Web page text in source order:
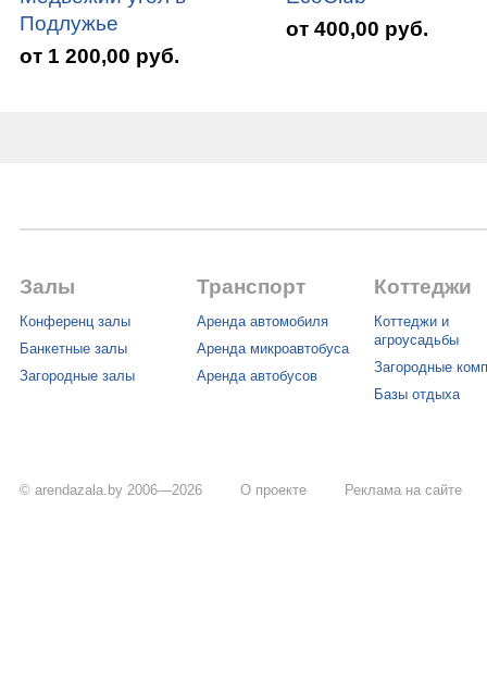
Подлужье
от 1 200,00 руб.
от 400,00 руб.
Залы
Конференц залы
Банкетные залы
Загородные залы
Транспорт
Аренда автомобиля
Аренда микроавтобуса
Аренда автобусов
Коттеджи
Коттеджи и
агроусадьбы
Загородные
Базы отдыха
© arendazala.by 2006—2026 О проекте Реклама на сайте